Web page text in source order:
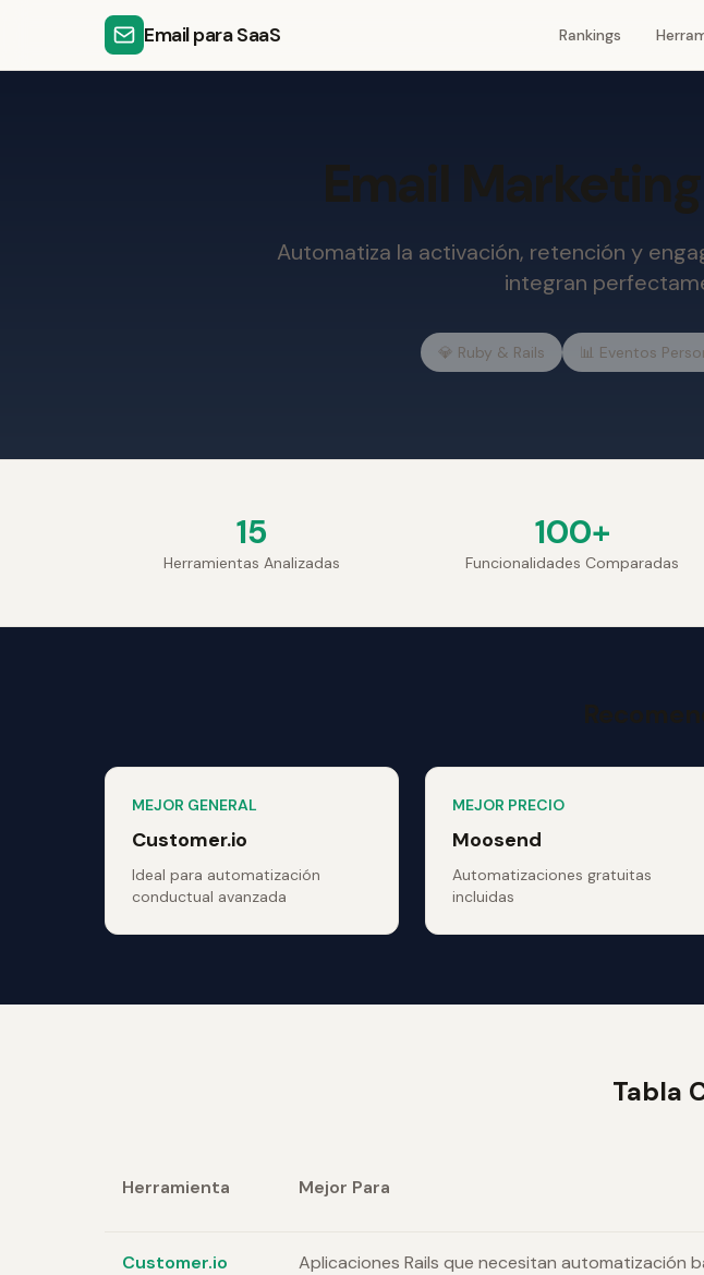
Email para SaaS Rankings
Email
Automatiza la activación, retención y
integran
💎 Ruby & Rails 📊 Eventos
15
Herramientas Analizadas
100+
Funcionalidades Comparadas
MEJOR GENERAL
Customer.io
Ideal para automatización
conductual avanzada
MEJOR PRECIO
Moosend
Automatizaciones gratuitas
incluidas
Tabla
Herramienta Mejor Para
Customer.io Aplicaciones Rails que necesitan automatización